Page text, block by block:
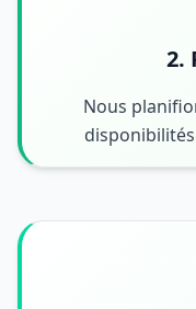
2.
Nous